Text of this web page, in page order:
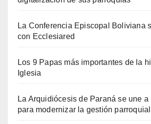
La Conferencia Episcopal Boliviana
con Ecclesiared
Los 9 Papas más importantes de la
Iglesia
La Arquidiócesis de Paraná se une a
para modernizar la gestión